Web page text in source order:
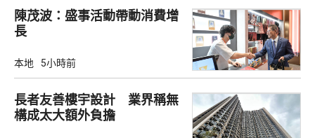
陳茂波：盛事活動帶動消費增
長
本地 5小時前
長者友善樓宇設計 業界稱無
構成太大額外負擔